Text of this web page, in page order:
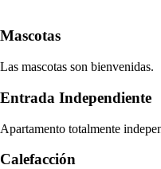
Mascotas
Las mascotas son bienvenidas.
Entrada Independiente
Apartamento totalmente
Calefacción